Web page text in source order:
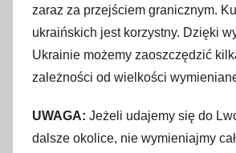
6
zaraz za przejściem granicznym.
ukraińskich jest korzystny. Dzięki
Ukrainie możemy zaoszczędzić
zależności od wielkości
UWAGA: Jeżeli udajemy się do
dalsze okolice, nie wymieniajmy